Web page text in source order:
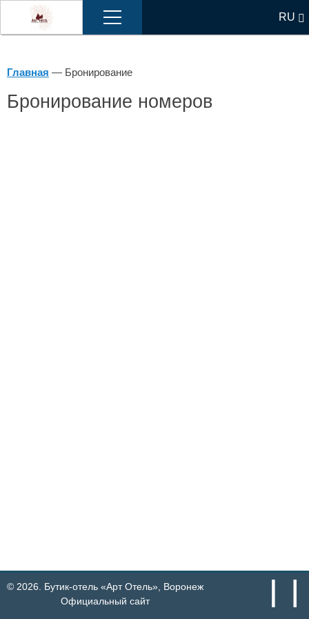
Меню RU
Главная — Бронирование
Бронирование номеров
© 2026. Бутик-отель «Арт Отель», Воронеж
Официальный сайт